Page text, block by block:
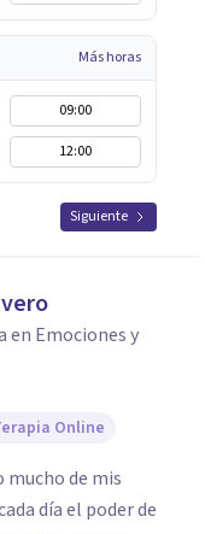
Más horas
09:00
12:00
Siguiente
en Emociones y
Online
mucho de mis
día el poder de